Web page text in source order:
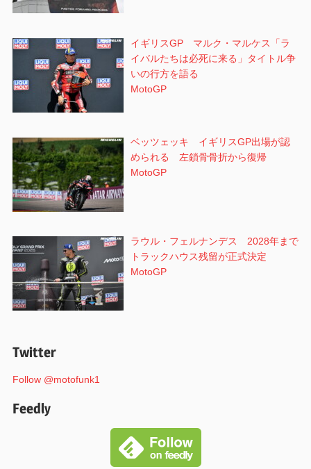
イギリスGP マルク・マルケス「ラ
イバルたちは必死に来る」タイトル争
いの行方を語る
MotoGP
ベッツェッキ イギリスGP出場が認
められる 左鎖骨骨折から復帰
MotoGP
ラウル・フェルナンデス 2028年まで
トラックハウス残留が正式決定
MotoGP
Twitter
Follow @motofunk1
Feedly